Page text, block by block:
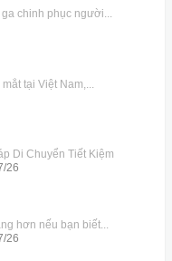
ga chinh phục người...
tại Việt Nam,...
Di Chuyển Tiết Kiệm
26
hơn nếu bạn biết...
26